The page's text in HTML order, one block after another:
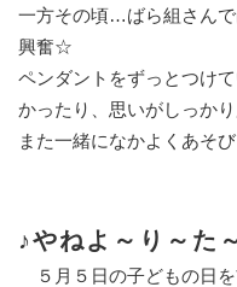
一方その頃…ばら組さん
興奮☆
ペンダントをずっとつけ
かったり、思いがしっか
また一緒になかよくあそ
♪やねよ～り～た
５月５日の子どもの日